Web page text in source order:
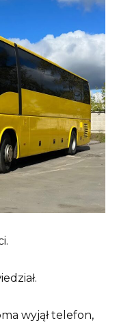
wyjął telefon,